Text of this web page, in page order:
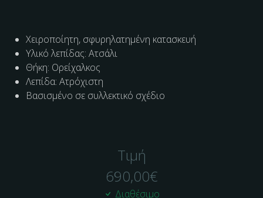
Χειροποίητη, σφυρηλατημένη κατασκευή
Υλικό λεπίδας: Ατσάλι
Θήκη: Ορείχαλκος
Λεπίδα: Ατρόχιστη
Βασισμένο σε συλλεκτικό σχέδιο
Τιμή
690,00€
Διαθέσιμο